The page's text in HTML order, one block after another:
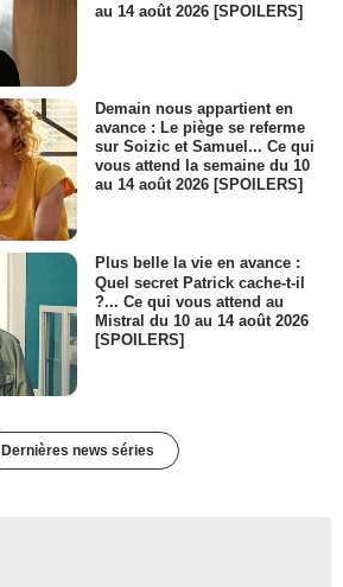
au 14 août 2026 [SPOILERS]
Demain nous appartient en
avance : Le piège se referme
sur Soizic et Samuel... Ce qui
vous attend la semaine du 10
au 14 août 2026 [SPOILERS]
Plus belle la vie en avance :
Quel secret Patrick cache-t-il
?... Ce qui vous attend au
Mistral du 10 au 14 août 2026
[SPOILERS]
Dernières news séries